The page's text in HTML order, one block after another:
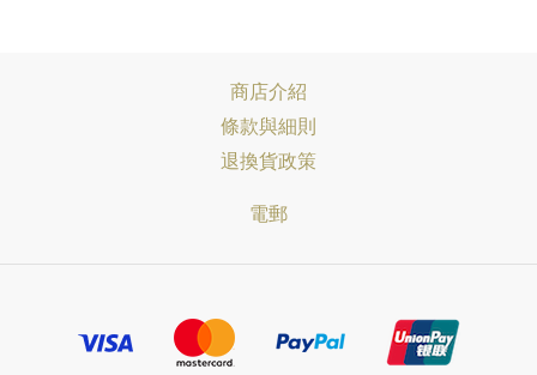
商店介紹
條款與細則
退換貨政策
電郵